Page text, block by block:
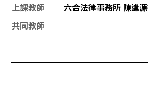
上課教師
六合法律事務所 陳逢
共同教師